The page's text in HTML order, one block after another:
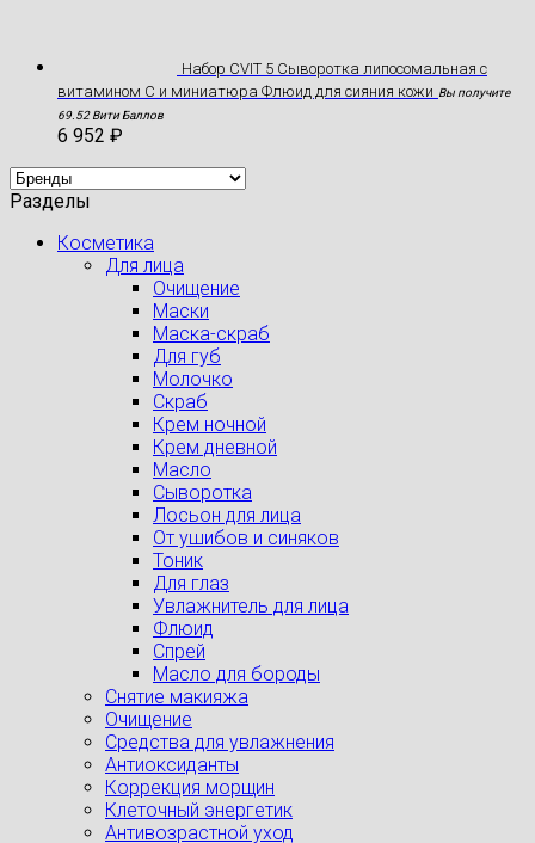
Набор CVIT 5 Сыворотка липосомальная с
витамином С и миниатюра Флюид для сияния кожи Вы получите
69.52 Вити Баллов
6 952 ₽
Разделы
Косметика
Для лица
Очищение
Маски
Маска-скраб
Для губ
Молочко
Скраб
Крем ночной
Крем дневной
Масло
Сыворотка
Лосьон для лица
От ушибов и синяков
Тоник
Для глаз
Увлажнитель для лица
Флюид
Спрей
Масло для бороды
Снятие макияжа
Очищение
Средства для увлажнения
Антиоксиданты
Коррекция морщин
Клеточный энергетик
Антивозрастной уход